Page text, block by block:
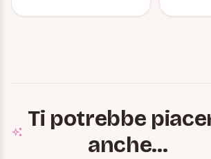
Ti potrebbe
anche...